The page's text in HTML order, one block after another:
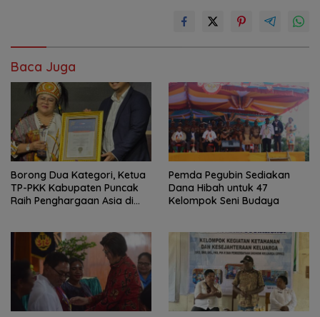
Baca Juga
Borong Dua Kategori, Ketua
TP-PKK Kabupaten Puncak
Raih Penghargaan Asia di
Pemda Pegubin Sediakan
Dana Hibah untuk 47
Kelompok Seni Budaya